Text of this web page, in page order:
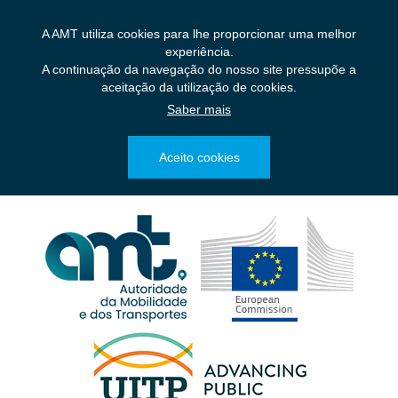
A AMT utiliza cookies para lhe proporcionar uma melhor
experiência.
A continuação da navegação do nosso site pressupõe a
aceitação da utilização de cookies.
Saber mais
Aceito cookies